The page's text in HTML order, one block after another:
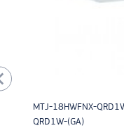
MTJ-18HWFNX-
QRD1W-(GA)